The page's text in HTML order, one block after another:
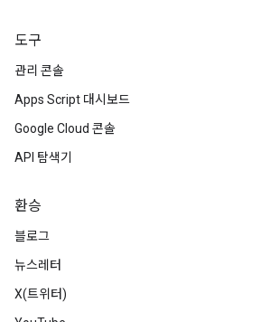
도구
관리 콘솔
Apps Script 대시보드
Google Cloud 콘솔
API 탐색기
환승
블로그
뉴스레터
X(트위터)